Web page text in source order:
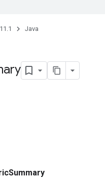
Java